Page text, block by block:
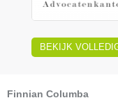
BEKIJK
Finnian Columba